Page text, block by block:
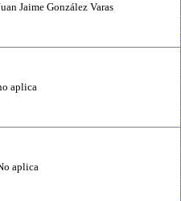
Jaime González Varas
aplica
aplica